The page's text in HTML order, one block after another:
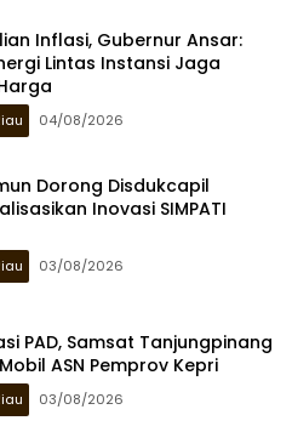
Inflasi, Gubernur Ansar:
Lintas Instansi Jaga
04/08/2026
Dorong Disdukcapil
Inovasi SIMPATI
03/08/2026
PAD, Samsat Tanjungpinang
ASN Pemprov Kepri
03/08/2026